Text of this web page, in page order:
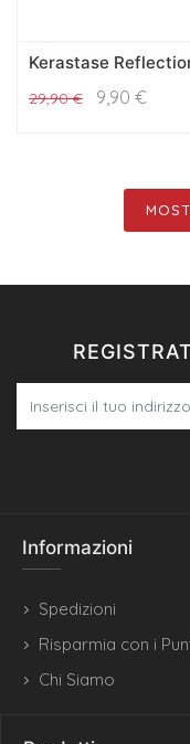
Kerastase
29,90€ 9,90 €
Informazioni
Spedizioni
Risparmia con i
Chi Siamo